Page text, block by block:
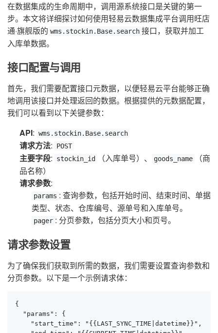
在数据集成的生命周期中，调用源系统接口是关键的第一
步。本文将详细探讨如何使用轻易云数据集成平台调用旺店
通·旗舰版的 wms.stockin.Base.search 接口，获取并加工
入库单数据。
接口配置与调用
首先，我们需要配置接口元数据，以便轻易云平台能够正确
地调用该接口并处理返回的数据。根据提供的元数据配置，
我们可以看到以下关键参数：
API: wms.stockin.Base.search
请求方法: POST
主要字段: stockin_id （入库单号）、 goods_name
（商
品名称）
请求参数:
params : 查询参数，包括开始时间、结束时间、单据
类型、状态、仓库编号、源单号和入库单号。
pager : 分页参数，包括分页大小和页号。
请求参数设置
为了确保我们获取到所需的数据，我们需要设置查询参数和
分页参数。以下是一个示例请求体：
{
  "params": {
    "start_time": "{{LAST_SYNC_TIME|datetime}}",